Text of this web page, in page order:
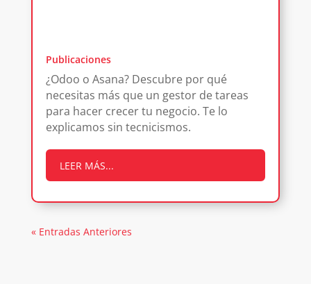
Publicaciones
¿Odoo o Asana? Descubre por qué
necesitas más que un gestor de tareas
para hacer crecer tu negocio. Te lo
explicamos sin tecnicismos.
LEER MÁS...
« Entradas Anteriores